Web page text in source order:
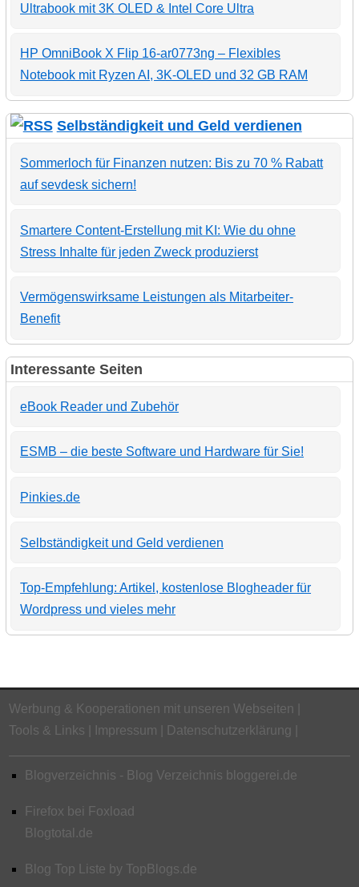
Ultrabook mit 3K OLED & Intel Core Ultra
HP OmniBook X Flip 16-ar0773ng – Flexibles
Notebook mit Ryzen AI, 3K-OLED und 32 GB RAM
Selbständigkeit und Geld verdienen
Sommerloch für Finanzen nutzen: Bis zu 70 % Rabatt
auf sevdesk sichern!
Smartere Content-Erstellung mit KI: Wie du ohne
Stress Inhalte für jeden Zweck produzierst
Vermögenswirksame Leistungen als Mitarbeiter-
Benefit
Interessante Seiten
eBook Reader und Zubehör
ESMB – die beste Software und Hardware für Sie!
Pinkies.de
Selbständigkeit und Geld verdienen
Top-Empfehlung: Artikel, kostenlose Blogheader für
Wordpress und vieles mehr
Werbung & Kooperationen mit unseren Webseiten
Tools & Links
Impressum Datenschutzerklärung
Blogverzeichnis - Blog Verzeichnis bloggerei.de
Firefox bei Foxload
Blogtotal.de
Blog Top Liste by TopBlogs.de